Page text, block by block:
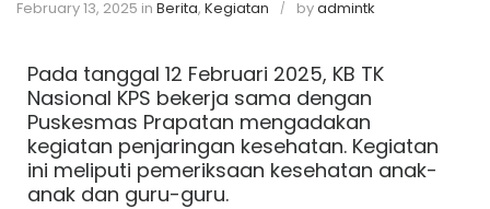
February 13, 2025 in Berita, Kegiatan byadmintk
Pada tanggal 12 Februari 2025, KB TK
Nasional KPS bekerja sama dengan
Puskesmas Prapatan mengadakan
kegiatan penjaringan kesehatan. Kegiatan
ini meliputi pemeriksaan kesehatan anak-
anak dan guru-guru.